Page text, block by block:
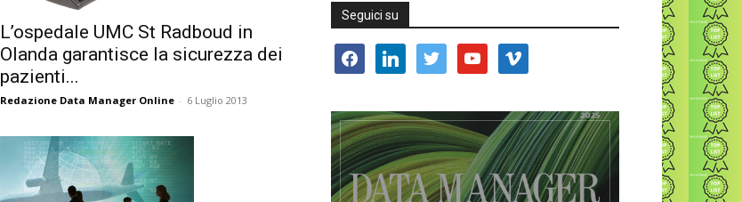
L’ospedale UMC St Radboud in
Olanda garantisce la sicurezza dei
pazienti...
Redazione Data Manager Online - 6 Luglio 2013
Seguici su
facebooklinkedin twitter youtube vimeo